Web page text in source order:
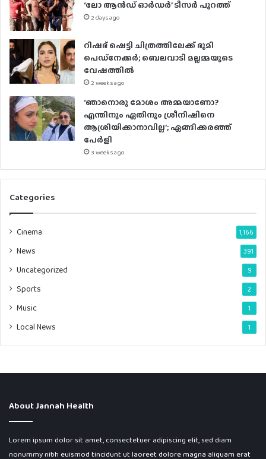
‘ലോ ആൻഡ് ഓർഡർ’ ടീസർ പുറത്ത്
2 days ago
റിഷഭ് ഷെട്ടി ചിത്രത്തിലേക്ക് ഭൂമി
പെഡ്‌നേക്കർ; ബെലവാടി മല്ലമ്മയുടെ
വേഷത്തിൽ
2 weeks ago
‘ഞാനൊരു മോശം അമ്മയാണോ?
എന്തിനും ഏതിനും ശ്രീനിഷിനെ
ആശ്രിയിക്കാനാവില്ല’; ഏങ്ങിക്കരഞ്ഞ്
പേർളി
3 weeks ago
Categories
Cinema 1,166
News 391
Uncategorized 9
Sports 2
Music 1
Local News 1
About Jannah Health
Lorem ipsum dolor sit amet, consectetuer adipiscing elit, sed diam
nonummy nibh euismod tincidunt ut laoreet dolore magna aliquam erat